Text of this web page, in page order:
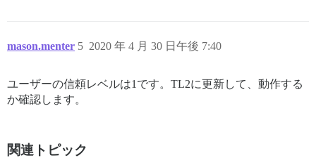
mason.menter 2020 年 4 月 30 日午後 7:40
5
ユーザーの信頼レベルは1です。TL2に更新して、動作する
か確認します。
関連トピック